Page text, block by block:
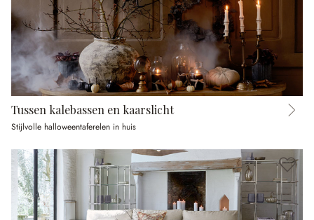
Tussen kalebassen en kaarslicht
Stijlvolle halloweentaferelen in huis